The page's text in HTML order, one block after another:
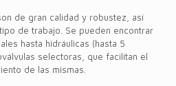
de gran calidad y robustez, así
de trabajo. Se pueden encontrar
hasta hidráulicas (hasta 5
selectoras, que facilitan el
de las mismas.